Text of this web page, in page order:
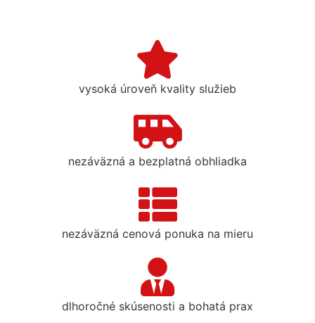
vysoká úroveň kvality služieb
nezáväzná a bezplatná obhliadka
nezáväzná cenová ponuka na mieru
dlhoročné skúsenosti a bohatá prax